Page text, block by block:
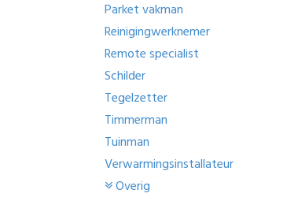
Parket vakman
Reinigingwerknemer
Remote specialist
Schilder
Tegelzetter
Timmerman
Tuinman
Verwarmingsinstallateur
Overig